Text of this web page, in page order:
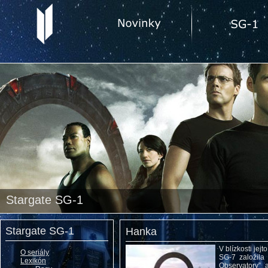
Stargate SG-1
Stargate SG-1
O seriály
Lexikón
Hanka
V blízkosti
SG-7 založila